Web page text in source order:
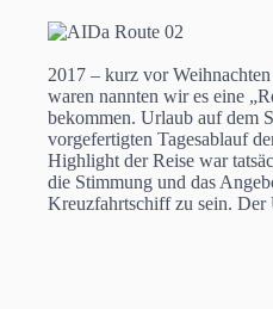
2017 – kurz vor
waren nannten wir es eine
bekommen. Urlaub auf dem
vorgefertigten Tagesablauf
Highlight der Reise war
die Stimmung und das
Kreuzfahrtschiff zu sein. Der